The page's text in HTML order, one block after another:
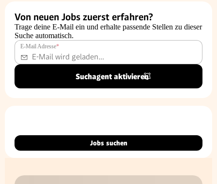
Von neuen Jobs zuerst erfahren?
Trage deine E-Mail ein und erhalte passende Stellen zu dieser
Suche automatisch.
E-Mail Adresse*
Suchagent aktivieren
Jobs suchen